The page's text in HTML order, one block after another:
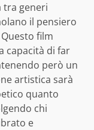
tra generi
il pensiero
film
capacità di far
però un
artistica sarà
quanto
chi
e